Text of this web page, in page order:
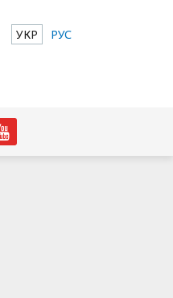
УКР РУС